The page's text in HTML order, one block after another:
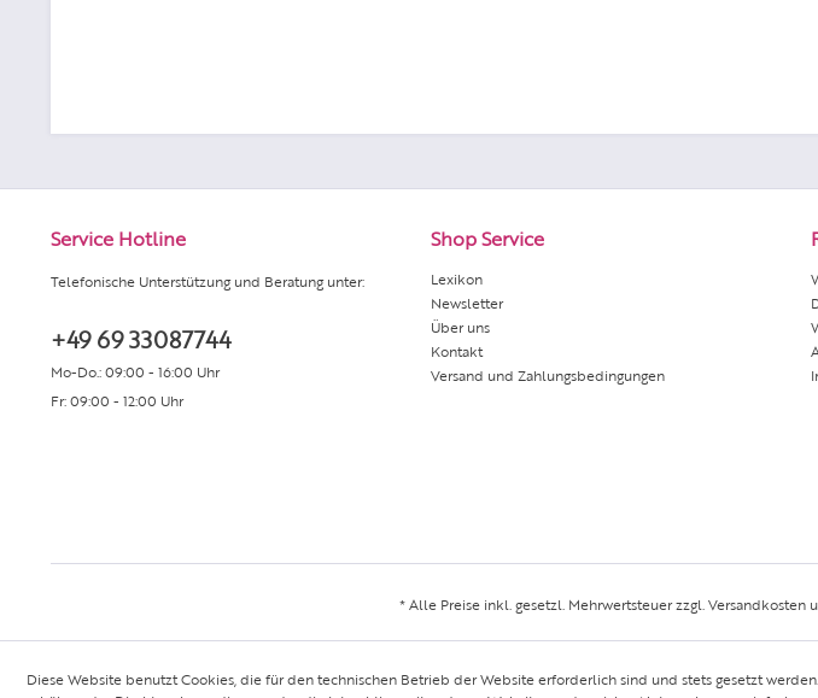
Service Hotline
Telefonische Unterstützung und Beratung unter:
+49 69 33087744
Mo-Do.: 09:00 - 16:00 Uhr
Fr: 09:00 - 12:00 Uhr
Shop Service
Lexikon
Newsletter
Über uns
Kontakt
Versand und Zahlungsbedingungen
* Alle Preise inkl. gesetzl. Mehrwertsteuer zzgl. Versandkosten
Diese Website benutzt Cookies, die für den technischen Betrieb der Website erforderlich sind und stets gesetzt